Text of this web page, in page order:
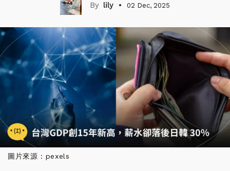
lily 02 Dec, 2025
圖片來源：pexels